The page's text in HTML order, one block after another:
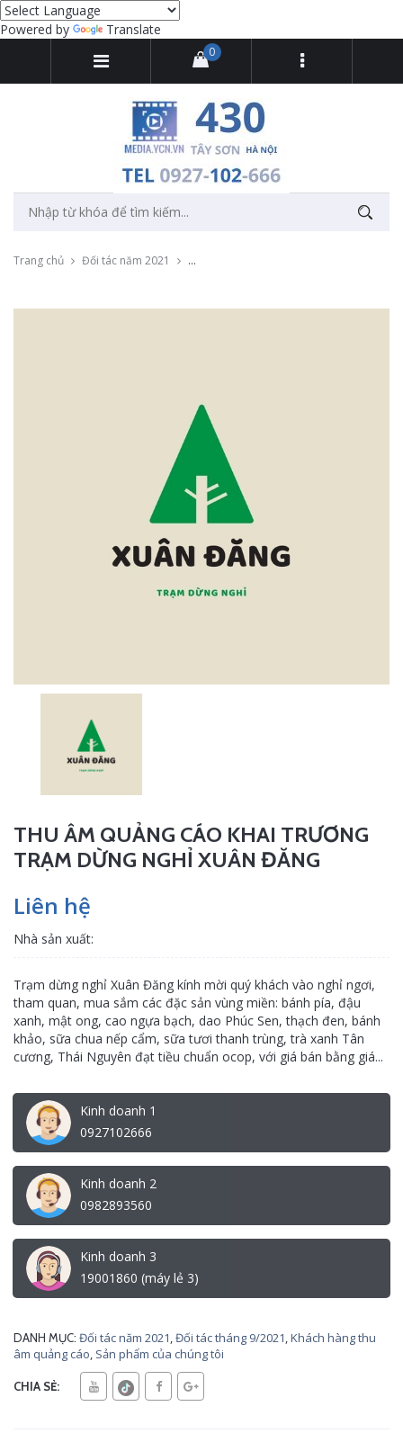
Powered by Translate
0
Trang chủ Đối tác năm 2021 Thu âm quảng cáo khai trương trạm dừng
THU ÂM QUẢNG CÁO KHAI TRƯƠNG
TRẠM DỪNG NGHỈ XUÂN ĐĂNG
Liên hệ
Nhà sản xuất:
Trạm dừng nghỉ Xuân Đăng kính mời quý khách vào nghỉ ngơi,
tham quan, mua sắm các đặc sản vùng miền: bánh pía, đậu
xanh, mật ong, cao ngựa bạch, dao Phúc Sen, thạch đen, bánh
khảo, sữa chua nếp cẩm, sữa tươi thanh trùng, trà xanh Tân
cương, Thái Nguyên đạt tiều chuẩn ocop, với giá bán bằng giá...
Kinh doanh 1
0927102666
Kinh doanh 2
0982893560
Kinh doanh 3
19001860 (máy lẻ 3)
DANH MỤC: Đối tác năm 2021,Đối tác tháng 9/2021,Khách hàng thu
âm quảng cáo, Sản phẩm của chúng tôi
CHIA SẺ: